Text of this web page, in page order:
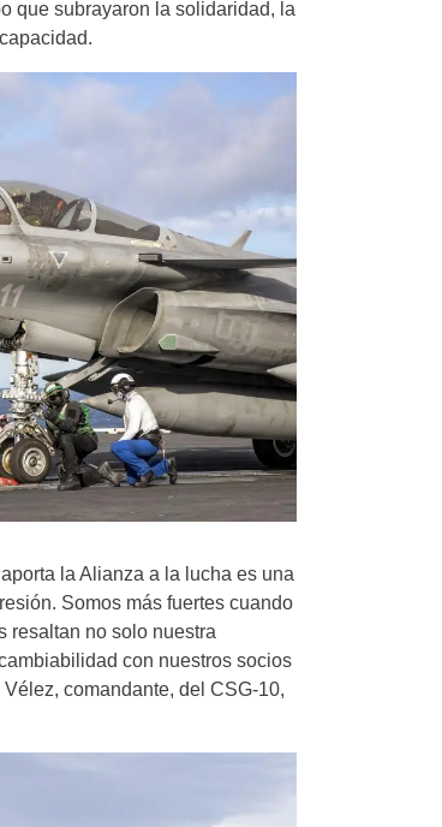
que subrayaron la solidaridad, la
la Alianza a la lucha es una
Somos más fuertes cuando
resaltan no solo nuestra
con nuestros socios
comandante, del CSG-10,